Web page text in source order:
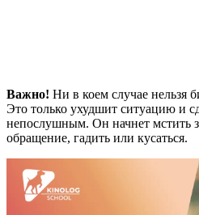
Важно! Ни в коем случае нельзя
Это только ухудшит ситуацию и
непослушным. Он начнет мстить
обращение, гадить или кусаться.